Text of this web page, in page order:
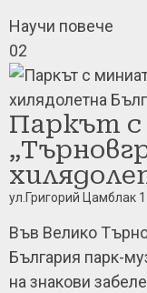
Научи повече
02
Паркът
ул.Григорий Цамблак 1
Във Велико
България парк-
на знакови